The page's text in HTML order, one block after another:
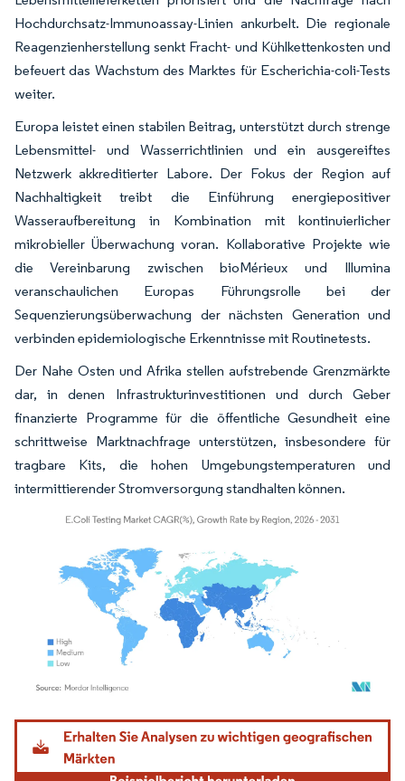
Hochdurchsatz-Immunoassay-Linien ankurbelt. Die regionale
Reagenzienherstellung senkt Fracht- und Kühlkettenkosten und
befeuert das Wachstum des Marktes für Escherichia-coli-Tests
weiter.
Europa leistet einen stabilen Beitrag, unterstützt durch strenge
Lebensmittel- und Wasserrichtlinien und ein ausgereiftes
Netzwerk akkreditierter Labore. Der Fokus der Region auf
Nachhaltigkeit treibt die Einführung energiepositiver
Wasseraufbereitung in Kombination mit kontinuierlicher
mikrobieller Überwachung voran. Kollaborative Projekte wie
die Vereinbarung zwischen bioMérieux und Illumina
veranschaulichen Europas Führungsrolle bei der
Sequenzierungsüberwachung der nächsten Generation und
verbinden epidemiologische Erkenntnisse mit Routinetests.
Der Nahe Osten und Afrika stellen aufstrebende Grenzmärkte
dar, in denen Infrastrukturinvestitionen und durch Geber
finanzierte Programme für die öffentliche Gesundheit eine
schrittweise Marktnachfrage unterstützen, insbesondere für
tragbare Kits, die hohen Umgebungstemperaturen und
intermittierender Stromversorgung standhalten können.
Bild © Mordor Intelligence. Wiederverwendung erfordert Namensnennung gemäß